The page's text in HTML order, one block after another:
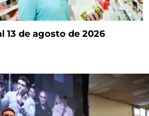
13 de agosto de 2026